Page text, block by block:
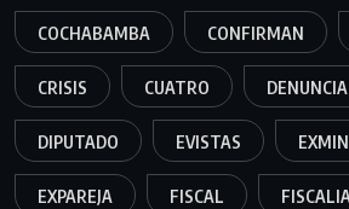
COCHABAMBA CONFIRMAN
CRISIS CUATRO DENUNCIA
DIPUTADO EVISTAS
EXPAREJA FISCAL FISCALIA